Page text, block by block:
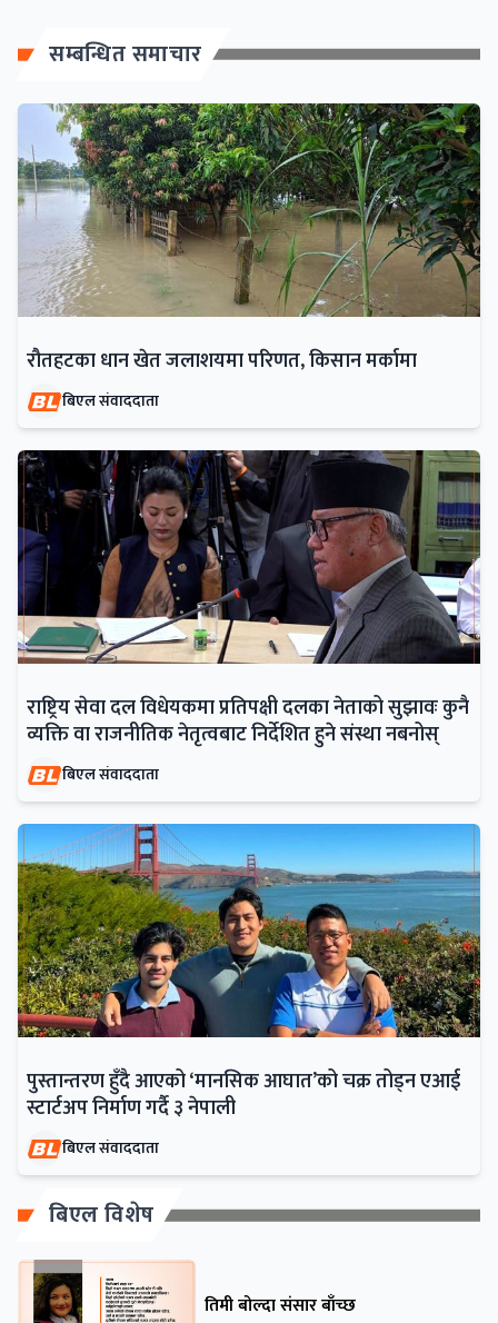
सम्बन्धित समाचार
रौतहटका धान खेत जलाशयमा परिणत, किसान मर्कामा
बिएल संवाददाता
राष्ट्रिय सेवा दल विधेयकमा प्रतिपक्षी दलका नेताको सुझावः कुनै
व्यक्ति वा राजनीतिक नेतृत्वबाट निर्देशित हुने संस्था नबनोस्
बिएल संवाददाता
पुस्तान्तरण हुँदै आएको ‘मानसिक आघात’को चक्र तोड्न एआई
स्टार्टअप निर्माण गर्दै ३ नेपाली
बिएल संवाददाता
बिएल विशेष
तिमी बोल्दा संसार बाँच्छ